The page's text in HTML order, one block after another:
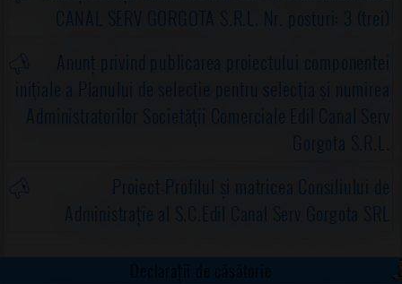
CANAL SERV GORGOTA S.R.L. Nr. posturi: 3 (trei)
Anunț privind publicarea proiectului componentei
iniţiale a Planului de selecţie pentru selecţia şi numirea
Administratorilor Societăţii Comerciale Edil Canal Serv
Gorgota S.R.L.
Proiect-Profilul și matricea Consiliului de
Administrație al S.C.Edil Canal Serv Gorgota SRL
Declarații de căsătorie